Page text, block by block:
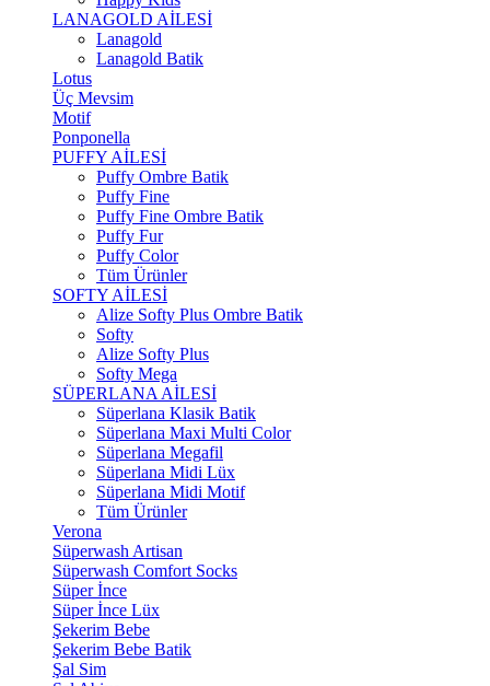
LANAGOLD AİLESİ
Lanagold
Lanagold Batik
Lotus
Üç Mevsim
Motif
Ponponella
PUFFY AİLESİ
Puffy Ombre Batik
Puffy Fine
Puffy Fine Ombre Batik
Puffy Fur
Puffy Color
Tüm Ürünler
SOFTY AİLESİ
Alize Softy Plus Ombre Batik
Softy
Alize Softy Plus
Softy Mega
SÜPERLANA AİLESİ
Süperlana Klasik Batik
Süperlana Maxi Multi Color
Süperlana Megafil
Süperlana Midi Lüx
Süperlana Midi Motif
Tüm Ürünler
Verona
Süperwash Artisan
Süperwash Comfort Socks
Süper İnce
Süper İnce Lüx
Şekerim Bebe
Şekerim Bebe Batik
Şal Sim